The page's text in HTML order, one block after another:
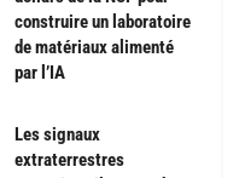
construire un laboratoire
de matériaux alimenté
par l’IA
Les signaux
extraterrestres